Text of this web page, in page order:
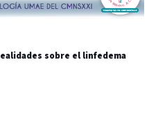
sobre el linfedema